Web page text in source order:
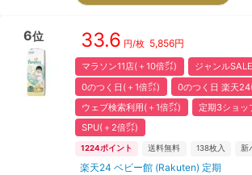
6位 33.6 円/枚 5,856円
マラソン11店(＋10倍㌽)
ジャンル
0のつく日(＋1倍㌽)
0のつく日 楽天
ウェブ検索利用(＋1倍㌽)
定期3ショッ
SPU(＋2倍㌽)
1224ポイント 送料無料 138枚入 新
楽天24 ベビー館 (Rakuten) 定期